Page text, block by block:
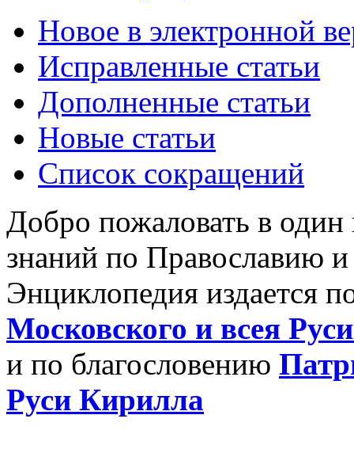
Новое в электронной
Исправленные статьи
Дополненные статьи
Новые статьи
Список сокращений
Добро пожаловать в
знаний по Православию
Энциклопедия издается
Московского и всея
и по благословению
Руси Кирилла